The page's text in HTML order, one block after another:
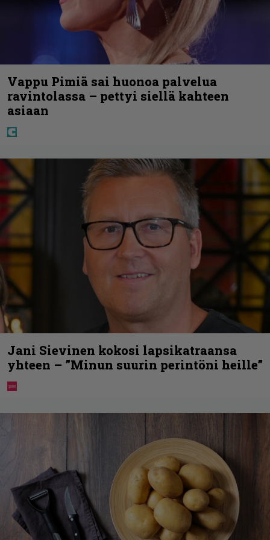
Vappu Pimiä sai huonoa palvelua
ravintolassa – pettyi siellä kahteen
asiaan
Jani Sievinen kokosi lapsikatraansa
yhteen – ”Minun suurin perintöni heille”